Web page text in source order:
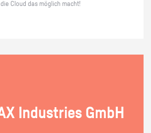
Cloud das mög­lich macht!
In­dus­tries GmbH